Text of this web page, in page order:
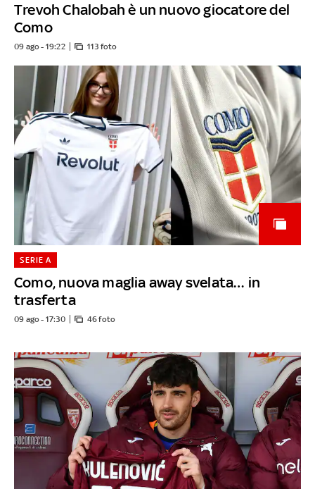
Trevoh Chalobah è un nuovo giocatore del
Como
09 ago - 19:22 113 foto
Como, nuova maglia away svelata… in
trasferta
SERIE A
09 ago - 17:30 46 foto